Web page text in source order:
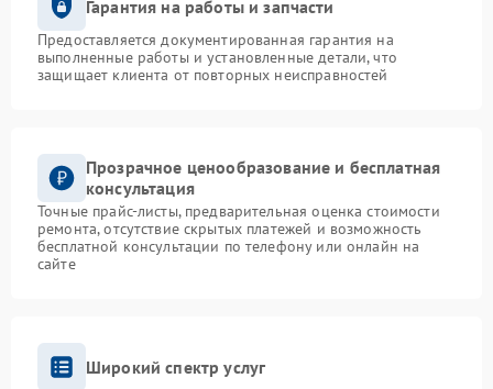
Гарантия на работы и запчасти
Предоставляется документированная гарантия на
выполненные работы и установленные детали, что
защищает клиента от повторных неисправностей
Прозрачное ценообразование и бесплатная
консультация
Точные прайс-листы, предварительная оценка стоимости
ремонта, отсутствие скрытых платежей и возможность
бесплатной консультации по телефону или онлайн на
сайте
Широкий спектр услуг